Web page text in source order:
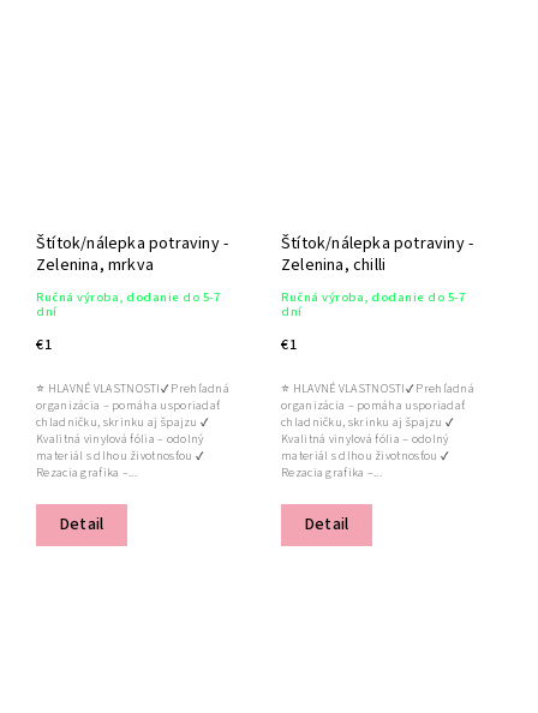
Štítok/nálepka potraviny -
Zelenina, mrkva
Ručná výroba, dodanie do 5-7
dní
€1
Detail
⭐ HLAVNÉ VLASTNOSTI✔ Prehľadná
organizácia – pomáha usporiadať
chladničku, skrinku aj špajzu ✔
Kvalitná vinylová fólia – odolný
materiál s dlhou životnosťou ✔
Rezacia grafika –...
Štítok/nálepka potraviny -
Zelenina, chilli
Ručná výroba, dodanie do 5-7
dní
€1
Detail
⭐ HLAVNÉ VLASTNOSTI✔ Prehľadná
organizácia – pomáha usporiadať
chladničku, skrinku aj špajzu ✔
Kvalitná vinylová fólia – odolný
materiál s dlhou životnosťou ✔
Rezacia grafika –...